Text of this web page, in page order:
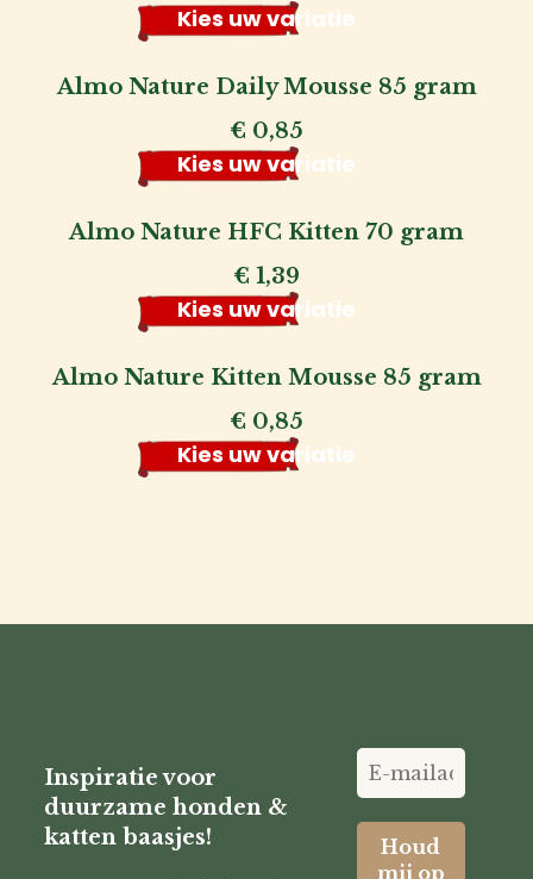
prijs
was:
€ 49,95.
prijs
€ 29,95.
Kies uw variatie
Almo Nature Daily Mousse 85 gram
€ 0,85
Kies uw variatie
Almo Nature HFC Kitten 70 gram
€ 1,39
Kies uw variatie
Almo Nature Kitten Mousse 85 gram
€ 0,85
Kies uw variatie
Inspiratie voor
duurzame honden &
katten baasjes!